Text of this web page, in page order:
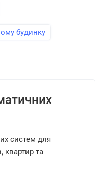
будинку
систем для
квартир та